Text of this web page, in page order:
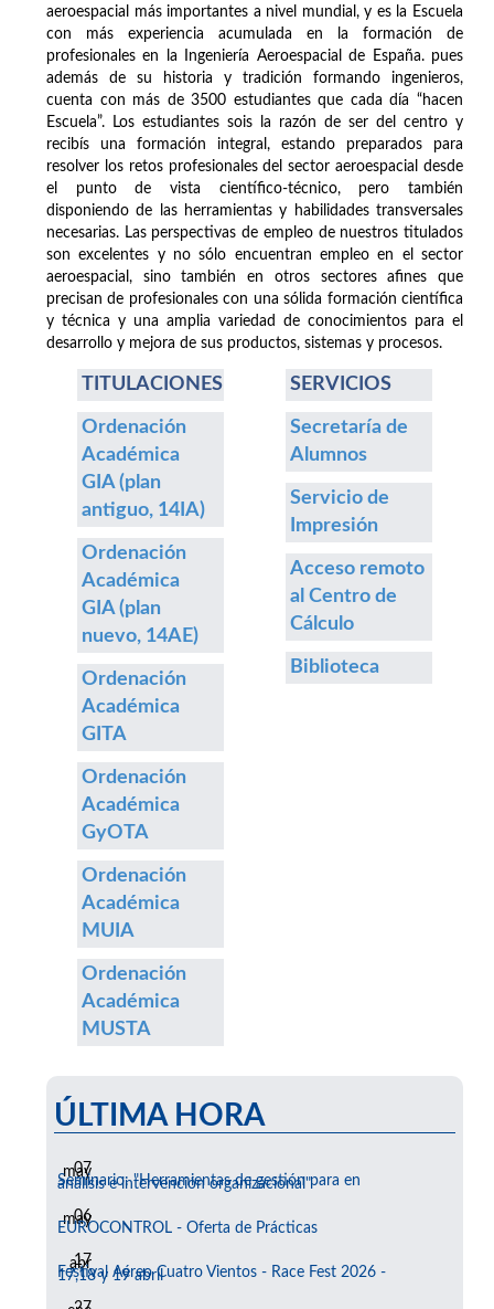
aeroespacial más importantes a nivel mundial, y es la Escuela
con más experiencia acumulada en la formación de
profesionales en la Ingeniería Aeroespacial de España. pues
además de su historia y tradición formando ingenieros,
cuenta con más de 3500 estudiantes que cada día “hacen
Escuela”. Los estudiantes sois la razón de ser del centro y
recibís una formación integral, estando preparados para
resolver los retos profesionales del sector aeroespacial desde
el punto de vista científico-técnico, pero también
disponiendo de las herramientas y habilidades transversales
necesarias. Las perspectivas de empleo de nuestros titulados
son excelentes y no sólo encuentran empleo en el sector
aeroespacial, sino también en otros sectores afines que
precisan de profesionales con una sólida formación científica
y técnica y una amplia variedad de conocimientos para el
desarrollo y mejora de sus productos, sistemas y procesos.
TITULACIONES
Ordenación
Académica
GIA (plan
antiguo, 14IA)
Ordenación
Académica
GIA (plan
nuevo, 14AE)
Ordenación
Académica
GITA
Ordenación
Académica
GyOTA
Ordenación
Académica
MUIA
Ordenación
Académica
MUSTA
SERVICIOS
Secretaría de
Alumnos
Servicio de
Impresión
Acceso remoto
al Centro de
Cálculo
Biblioteca
ÚLTIMA HORA
07
may
Seminario: "Herramientas de gestión para en
análisis e intervención organizacional"
06
may
EUROCONTROL - Oferta de Prácticas
17
abr
Festival Aéreo Cuatro Vientos - Race Fest 2026 -
17,18 y 19 abril